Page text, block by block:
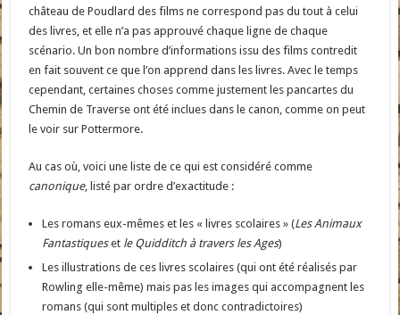
château de Poudlard des films ne correspond pas du tout à celui
des livres, et elle n’a pas approuvé chaque ligne de chaque
scénario. Un bon nombre d’informations issu des films contredit
en fait souvent ce que l’on apprend dans les livres. Avec le temps
cependant, certaines choses comme justement les pancartes du
Chemin de Traverse ont été inclues dans le canon, comme on peut
le voir sur Pottermore.
Au cas où, voici une liste de ce qui est considéré comme
canonique, listé par ordre d’exactitude :
Les romans eux-mêmes et les « livres scolaires » (Les Animaux
Fantastiqueset le Quidditch à travers les Ages)
Les illustrations de ces livres scolaires (qui ont été réalisés par
Rowling elle-même) mais pas les images qui accompagnent les
romans (qui sont multiples et donc contradictoires)